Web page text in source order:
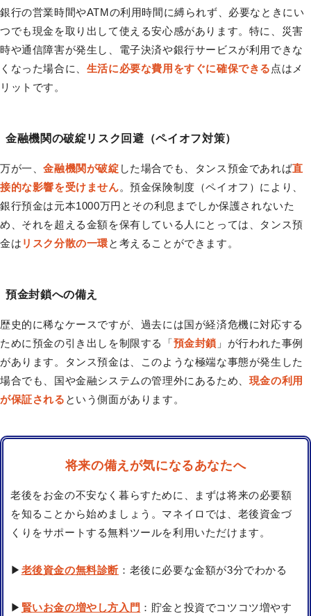
銀行の営業時間やATMの利用時間に縛られず、必要なときにい
つでも現金を取り出して使える安心感があります。特に、災害
時や通信障害が発生し、電子決済や銀行サービスが利用できな
くなった場合に、 生活に必要な費用をすぐに確保できる 点はメ
リットです。
金融機関の破綻リスク回避（ペイオフ対策）
万が一、金融機関が破綻 した場合でも、タンス預金であれば直
接的な影響を受けません。預金保険制度（ペイオフ）により、
銀行預金は元本1000万円とその利息までしか保護されないた
め、それを超える金額を保有している人にとっては、タンス預
金は リスク分散の一環と考えることができます。
預金封鎖への備え
歴史的に稀なケースですが、過去には国が経済危機に対応する
ために預金の引き出しを制限する「預金封鎖 」が行われた事例
があります。タンス預金は、このような極端な事態が発生した
場合でも、国や金融システムの管理外にあるため、 現金の利用
が保証される という側面があります。
将来の備えが気になるあなたへ
老後をお金の不安なく暮らすために、まずは将来の必要額
を知ることから始めましょう。マネイロでは、老後資金づ
くりをサポートする無料ツールを利用いただけます。
▶ 老後資金の無料診断 ：老後に必要な金額が3分でわかる
▶ 賢いお金の増やし方入門 ：貯金と投資でコツコツ増やす